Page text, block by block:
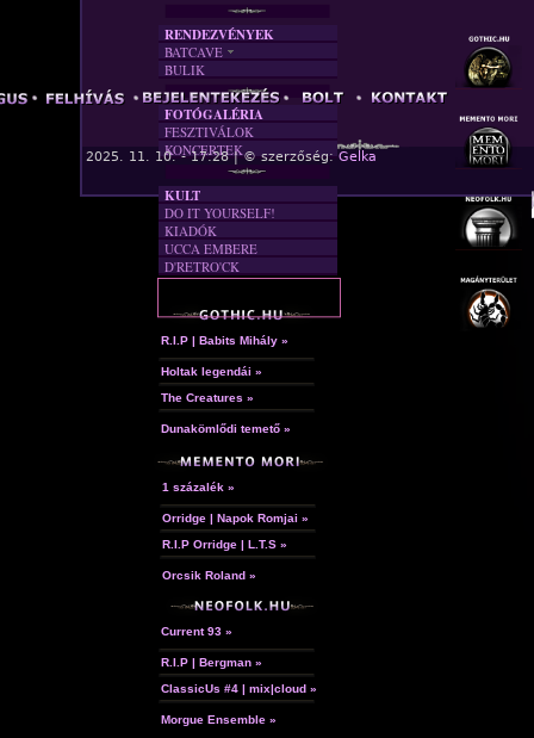
2025. 11. 10. - 17:28 | © szerzőség:Gelka «
RENDEZVÉNYEK
BATCAVE
AKTUÁLIS
A MÚLT
BULIK
FOTÓGALÉRIA
FESZTIVÁLOK
KONCERTEK
KULT
DO IT YOURSELF!
KIADÓK
UCCA EMBERE
D'RETRO'CK
R.I.P | Babits Mihály »
Holtak legendái »
The Creatures »
Dunakömlődi temető »
1 százalék »
Orridge | Napok Romjai »
R.I.P Orridge | L.T.S »
Orcsik Roland »
Current 93 »
R.I.P | Bergman »
ClassicUs #4 | mix|cloud »
Morgue Ensemble »